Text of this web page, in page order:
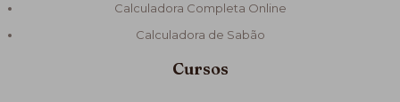
Calculadora Completa Online
Calculadora de Sabão
Cursos